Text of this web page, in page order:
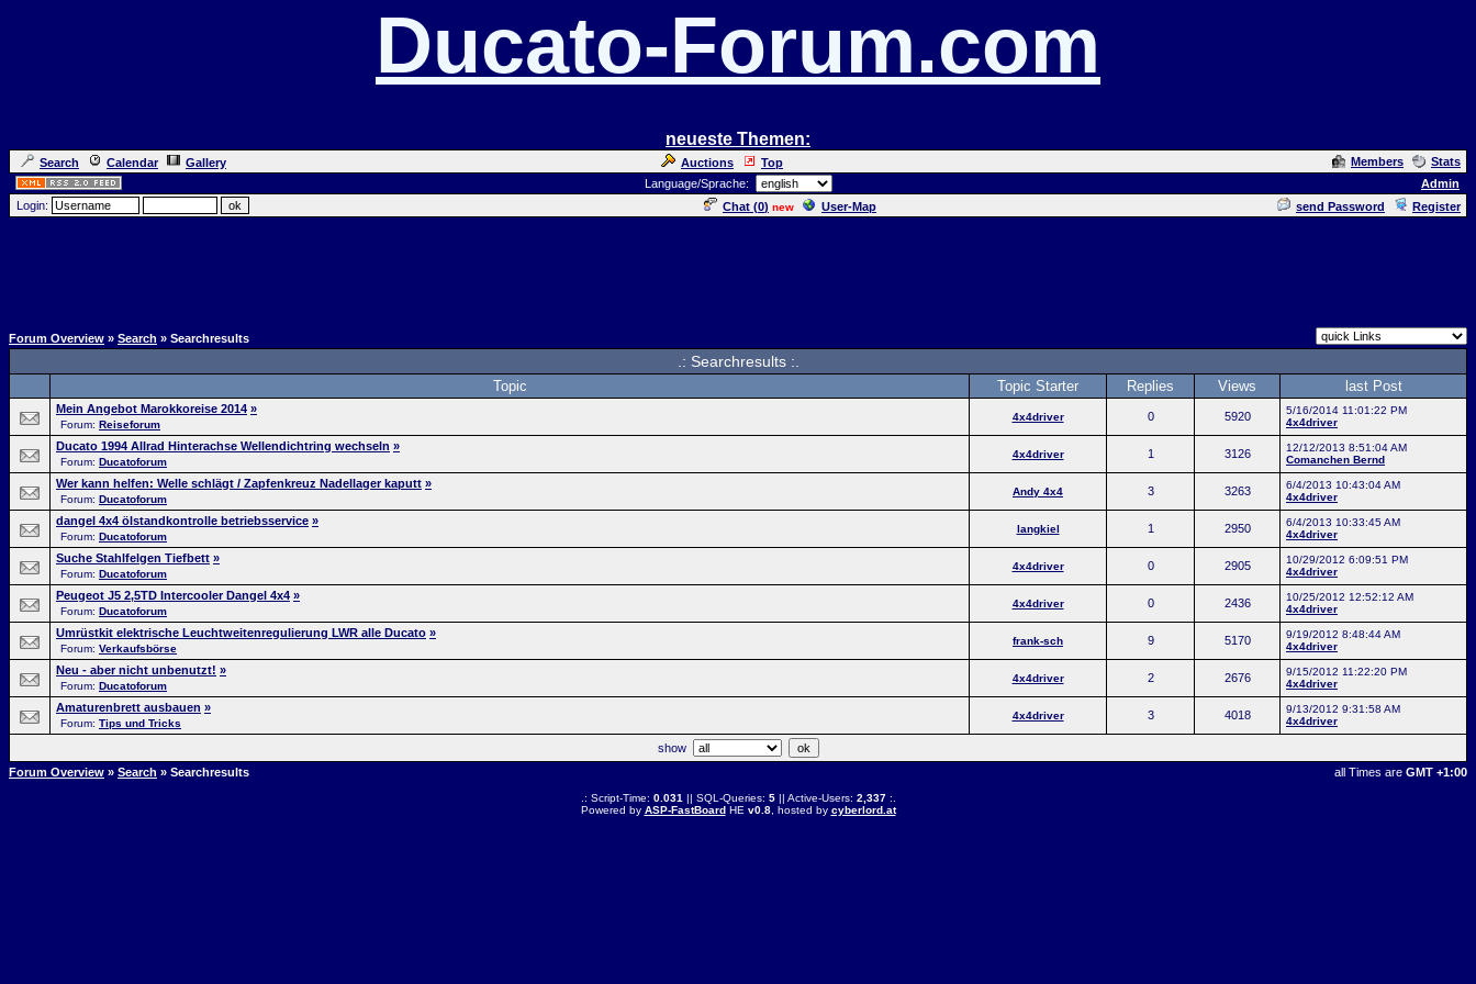
Ducato-Forum.com
neueste Themen:
Search Calendar Gallery Auctions Top Members
Stats
Language/Sprache:
Admin
Login:
Chat (0) new User-Map send Password Register
Forum Overview » Search » Searchresults
.: Searchresults :.
Topic Topic Starter Replies Views last Post
Mein Angebot Marokkoreise 2014 »
Forum: Reiseforum
4x4driver 0 5920
5/16/2014 11:01:22 PM
4x4driver
Ducato 1994 Allrad Hinterachse Wellendichtring wechseln »
Forum: Ducatoforum
4x4driver 1 3126
12/12/2013 8:51:04 AM
Comanchen Bernd
Wer kann helfen: Welle schlägt / Zapfenkreuz Nadellager kaputt »
Forum: Ducatoforum
Andy 4x4 3 3263
6/4/2013 10:43:04 AM
4x4driver
dangel 4x4 ölstandkontrolle betriebsservice »
Forum: Ducatoforum
langkiel 1 2950
6/4/2013 10:33:45 AM
4x4driver
Suche Stahlfelgen Tiefbett »
Forum: Ducatoforum
4x4driver 0 2905
10/29/2012 6:09:51 PM
4x4driver
Peugeot J5 2,5TD Intercooler Dangel 4x4 »
Forum: Ducatoforum
4x4driver 0 2436
10/25/2012 12:52:12 AM
4x4driver
Umrüstkit elektrische Leuchtweitenregulierung LWR alle Ducato »
Forum: Verkaufsbörse
frank-sch 9 5170
9/19/2012 8:48:44 AM
4x4driver
Neu - aber nicht unbenutzt! »
Forum: Ducatoforum
4x4driver 2 2676
9/15/2012 11:22:20 PM
4x4driver
Amaturenbrett ausbauen »
Forum: Tips und Tricks
4x4driver 3 4018
9/13/2012 9:31:58 AM
4x4driver
show
Forum Overview » Search » Searchresults all Times are GMT +1:00
.: Script-Time: 0.031 || SQL-Queries: 5|| Active-Users: 2,337:.
Powered by ASP-FastBoardHE v0.8, hosted by cyberlord.at